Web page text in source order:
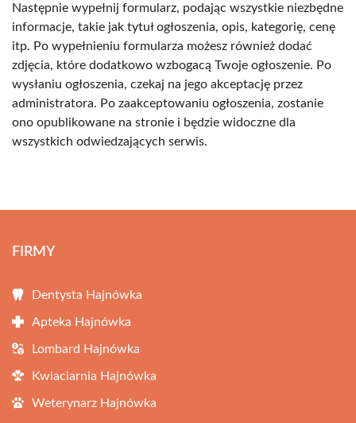
Następnie wypełnij formularz, podając wszystkie niezbędne
informacje, takie jak tytuł ogłoszenia, opis, kategorię, cenę
itp. Po wypełnieniu formularza możesz również dodać
zdjęcia, które dodatkowo wzbogacą Twoje ogłoszenie. Po
wysłaniu ogłoszenia, czekaj na jego akceptację przez
administratora. Po zaakceptowaniu ogłoszenia, zostanie
ono opublikowane na stronie i będzie widoczne dla
wszystkich odwiedzających serwis.
FIRMY
Dentysta Hajnówka
Apteka Hajnówka
Lombard Hajnówka
Kwiaciarnia Hajnówka
Weterynarz Hajnówka